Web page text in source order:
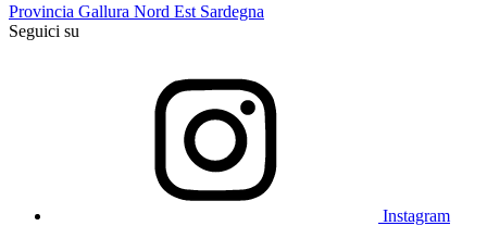
Provincia Gallura Nord Est Sardegna
Seguici su
Instagram